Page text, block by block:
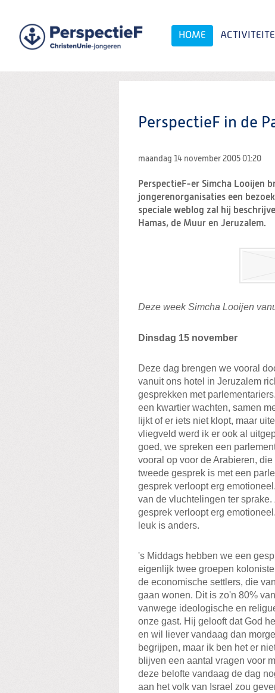
Spring
naar
HOME
PerspectieF in de
maandag 14 november 2005 01:20
PerspectieF-er Simcha Looijen
jongerenorganisaties een
speciale weblog zal hij
Hamas, de Muur en Jeruzalem.
Deze week Simcha Looijen
Dinsdag 15 november
Deze dag brengen we vooral
vanuit ons hotel in Jeruzalem
gesprekken met
een kwartier wachten, samen
lijkt of er iets niet klopt, maar
vliegveld werd ik er ook al
goed, we spreken een
vooral op voor de Arabieren,
tweede gesprek is met een
gesprek verloopt erg
van de vluchtelingen ter
gesprek verloopt erg
leuk is anders.
's Middags hebben we een
eigenlijk twee groepen
de economische settlers, die
gaan wonen. Dit is zo'n 80%
vanwege ideologische en
onze gast. Hij gelooft dat God
en wil liever vandaag dan
begrijpen, maar ik ben het er
blijven een aantal vragen voor
deze belofte vandaag de dag
aan het volk van Israel zou